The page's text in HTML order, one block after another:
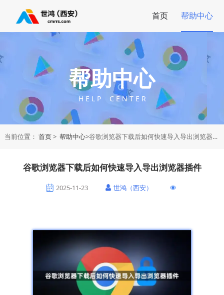
首页 帮助中心
帮助中心
H E L P C E N T E R
当前位置： 首页> 帮助中心>谷歌浏览器下载后如何快速导入导出浏览器插件
谷歌浏览器下载后如何快速导入导出浏览器插件
2025-11-23 世鸿（西安）